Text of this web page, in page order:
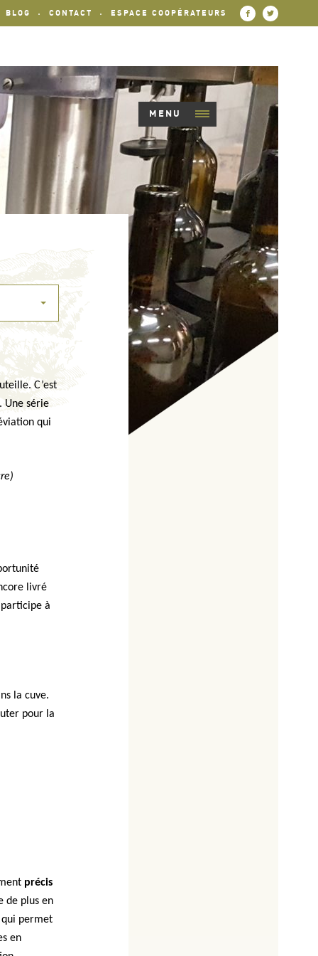
BLOG CONTACT ESPACE COOPÉRATEURS
MENU
C’est
Une série
qui
livré
à
la cuve.
pour la
précis
de plus en
permet
en